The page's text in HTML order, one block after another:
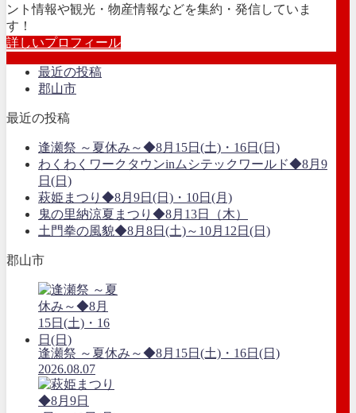
ント情報や観光・物産情報などを集約・発信していま
す！
詳しいプロフィール
最近の投稿
郡山市
最近の投稿
逢瀬祭 ～夏休み～◆8月15日(土)・16日(日)
わくわくワークタウンinムシテックワールド◆8月9
日(日)
萩姫まつり◆8月9日(日)・10日(月)
鬼の里納涼夏まつり◆8月13日（木）
土門拳の風貌◆8月8日(土)～10月12日(日)
郡山市
逢瀬祭 ～夏休み～◆8月15日(土)・16日(日)
2026.08.07